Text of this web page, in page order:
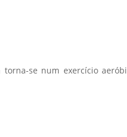
se num exercício